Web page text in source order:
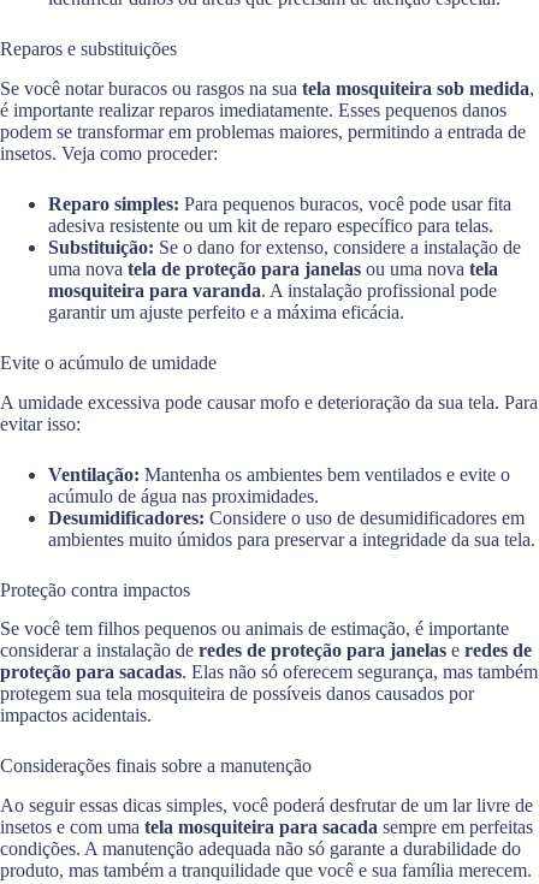
Reparos e substituições
Se você notar buracos ou rasgos na sua tela mosquiteira sob medida,
é importante realizar reparos imediatamente. Esses pequenos danos
podem se transformar em problemas maiores, permitindo a entrada de
insetos. Veja como proceder:
Reparo simples: Para pequenos buracos, você pode usar fita
adesiva resistente ou um kit de reparo específico para telas.
Substituição: Se o dano for extenso, considere a instalação de
uma nova tela de proteção para janelas ou uma nova tela
mosquiteira para varanda. A instalação profissional pode
garantir um ajuste perfeito e a máxima eficácia.
Evite o acúmulo de umidade
A umidade excessiva pode causar mofo e deterioração da sua tela. Para
evitar isso:
Ventilação: Mantenha os ambientes bem ventilados e evite o
acúmulo de água nas proximidades.
Desumidificadores: Considere o uso de desumidificadores em
ambientes muito úmidos para preservar a integridade da sua tela.
Proteção contra impactos
Se você tem filhos pequenos ou animais de estimação, é importante
considerar a instalação de redes de proteção para janelas e redes de
proteção para sacadas. Elas não só oferecem segurança, mas também
protegem sua tela mosquiteira de possíveis danos causados por
impactos acidentais.
Considerações finais sobre a manutenção
Ao seguir essas dicas simples, você poderá desfrutar de um lar livre de
insetos e com uma tela mosquiteira para sacada sempre em perfeitas
condições. A manutenção adequada não só garante a durabilidade do
produto, mas também a tranquilidade que você e sua família merecem.